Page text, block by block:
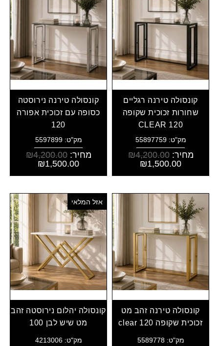
קונסולה טירנה רגליים
שחורות זכוכית שקופה
CLEAR 120
מק"ט: 55897759
מחיר: ₪4,200.00
₪1,500.00
קונסולה טירנה נירוסטה
כסופה עם זכוכית אפורה
120
מק"ט: 5597899
מחיר: ₪4,200.00
₪1,500.00
קונסולה טירנה זהב מט
זכוכית שקופה clear 120
מק"ט: 5589778
אזל המלאי
קונסולה יהלום נירוסטה זהב
מט שיש לבן 100
מק"ט: 4213006